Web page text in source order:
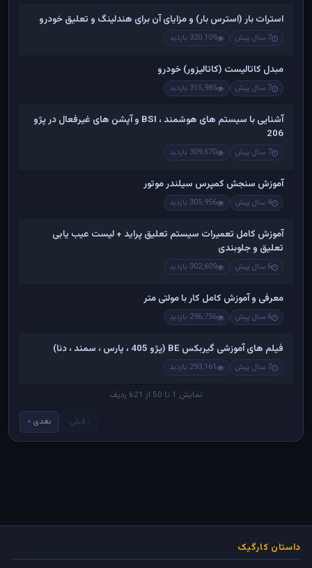
استرات بار (استرس بار) و مزایای آن برای هندلینگ و تعلیق خودرو
7 سال پیش 320,109 بازدید
مبدل کاتالیست (کاتالیزور) خودرو
7 سال پیش 315,985 بازدید
آشنایی با سیستم های هوشمند ، BSI و آپشن های غیرفعال در پژو
206
7 سال پیش 309,670 بازدید
آموزش سنجش کمپرس سیلندر موتور
4 سال پیش 305,956 بازدید
آموزش کامل تعمیرات سیستم تعلیق پراید + لیست عیب یابی
تعلیق و جلوبندی
6 سال پیش 302,609 بازدید
معرفی و آموزش کامل کار با مولتی متر
6 سال پیش 296,756 بازدید
فیلم های آموزشی گیربکس BE (پژو 405 ، پارس ، سمند ، دنا)
7 سال پیش 293,161 بازدید
نمایش 1 تا 50 از 621 ردیف
‹ قبلی بعدی ›
داستان کارگیک